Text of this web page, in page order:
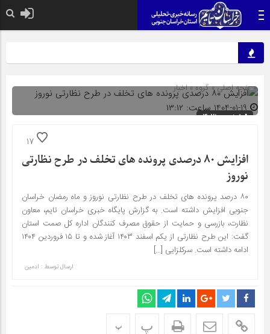
صفحه اصلی» گروه »اخبار
1404-01-19 ساعت: ۱۳:۱۲
شناسه : 3021
17
افزایش ۸۰ درصدی پرونده های تخلف در طرح نظارتی
نوروز
۸۰ درصد پرونده های تخلف در طرح نظارتی نوروز و ماه رمضان خراسان
جنوبی افزایش داشته است. به گزارش پایگاه خبری خراسان تایم، معاون
نظارت، بازرسی و حمایت از حقوق مصرف کنندگان اداره کل صمت استان
گفت: این طرح نظارتی از یکم اسفند ۱۴۰۳ آغاز شده و تا ۱۵ فروردین ۱۴۰۴
ادامه داشته است. سرکلزایی […]
ارسال توسط : ادمین
پ پ